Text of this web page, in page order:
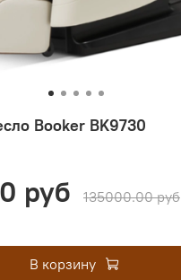
Booker BK9730
руб
135000.00 руб
В корзину